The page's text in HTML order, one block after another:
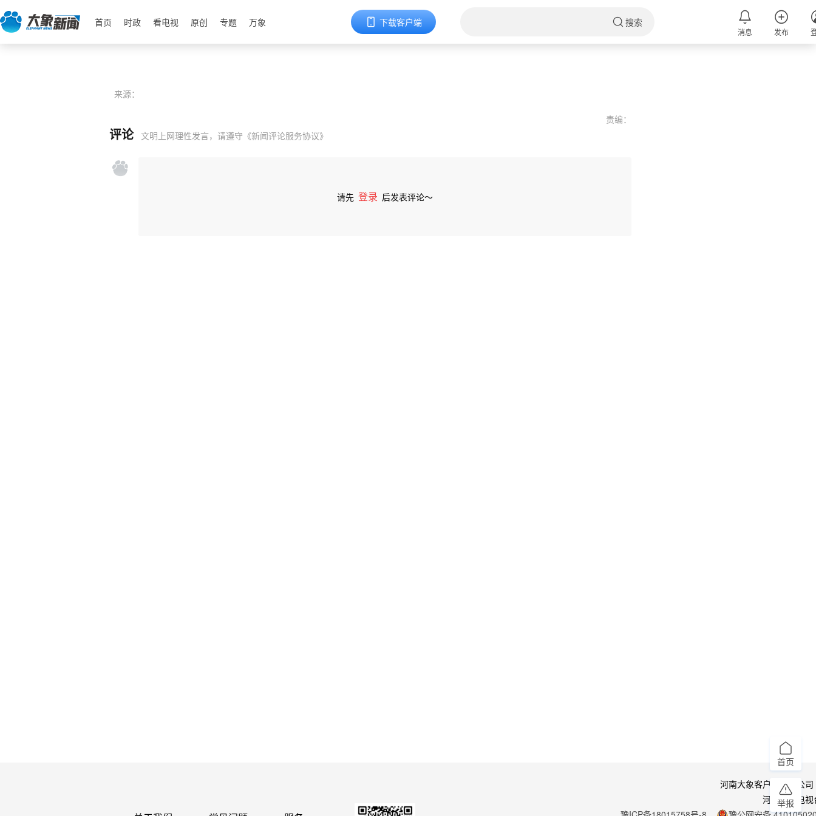
首页 时政 看电视 原创 专题 万象 下载客户端 搜索
消息 发布
来源：
责编：
评论 文明上网理性发言，请遵守 《新闻评论服务协议》
请先 登录 后发表评论～
河南大象客户端有限公
河南广播电
首页
举报